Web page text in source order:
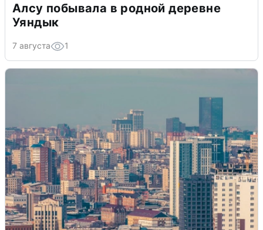
Алсу побывала в родной деревне
Уяндык
7 августа 1